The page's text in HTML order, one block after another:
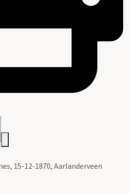
15-12-1870, Aarlanderveen